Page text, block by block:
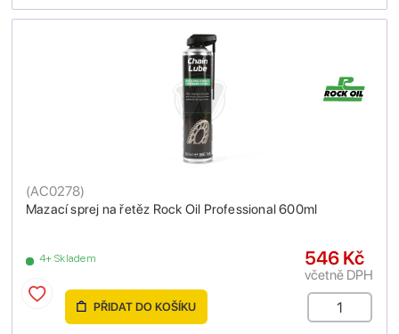
Mazací sprej na řetěz Rock Oil Professional 600ml
(AC0278)
4+ Skladem 546 Kč
včetně DPH
PŘIDAT DO KOŠÍKU